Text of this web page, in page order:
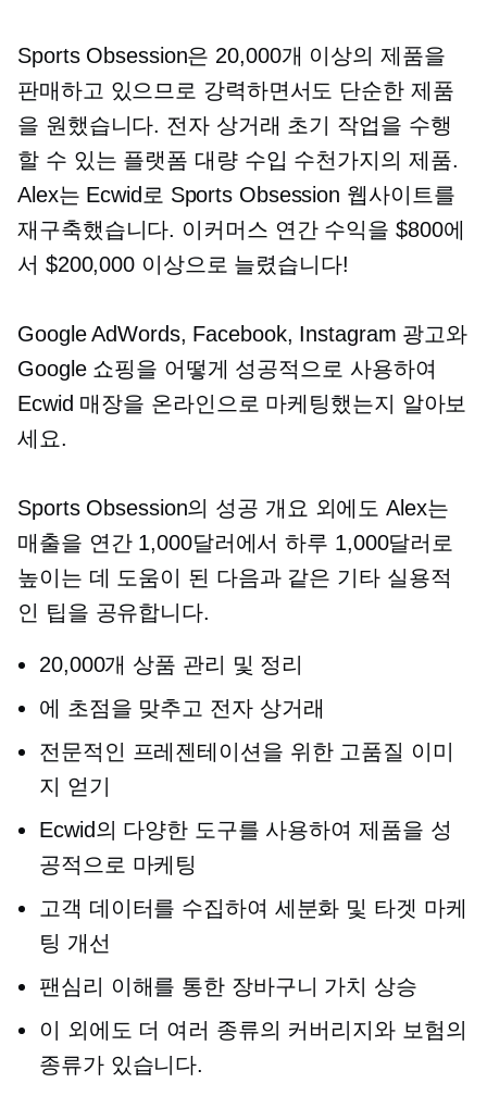
Sports Obsession은 20,000개 이상의 제품을
판매하고 있으므로 강력하면서도 단순한 제품
을 원했습니다. 전자 상거래 초기 작업을 수행
할 수 있는 플랫폼 대량 수입 수천가지의 제품.
Alex는 Ecwid로 Sports Obsession 웹사이트를
재구축했습니다. 이커머스 연간 수익을 $800에
서 $200,000 이상으로 늘렸습니다!
Google AdWords, Facebook, Instagram 광고와
Google 쇼핑을 어떻게 성공적으로 사용하여
Ecwid 매장을 온라인으로 마케팅했는지 알아보
세요.
Sports Obsession의 성공 개요 외에도 Alex는
매출을 연간 1,000달러에서 하루 1,000달러로
높이는 데 도움이 된 다음과 같은 기타 실용적
인 팁을 공유합니다.
20,000개 상품 관리 및 정리
에 초점을 맞추고 전자 상거래
전문적인 프레젠테이션을 위한 고품질 이미
지 얻기
Ecwid의 다양한 도구를 사용하여 제품을 성
공적으로 마케팅
고객 데이터를 수집하여 세분화 및 타겟 마케
팅 개선
팬심리 이해를 통한 장바구니 가치 상승
이 외에도 더 여러 종류의 커버리지와 보험의
종류가 있습니다.